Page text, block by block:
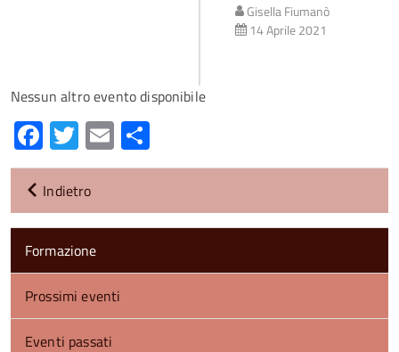
Gisella Fiumanò
14 Aprile 2021
Nessun altro evento disponibile
Facebook
Twitter
Email
Indietro
Formazione
Prossimi eventi
Eventi passati